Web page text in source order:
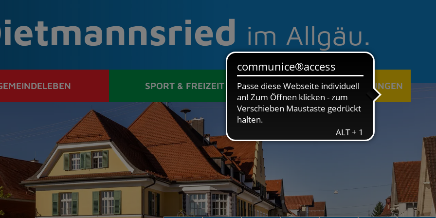
im Allgäu.
SPORT & FREIZEIT ÖFFENTLICHE EINRICHTUNGEN